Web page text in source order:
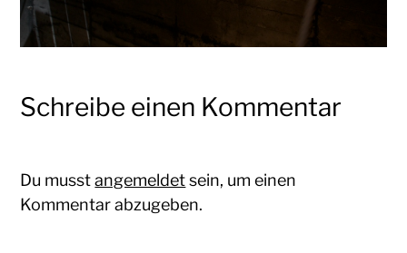
Schreibe einen Kommentar
Du musstangemeldetsein, um einen
Kommentar abzugeben.